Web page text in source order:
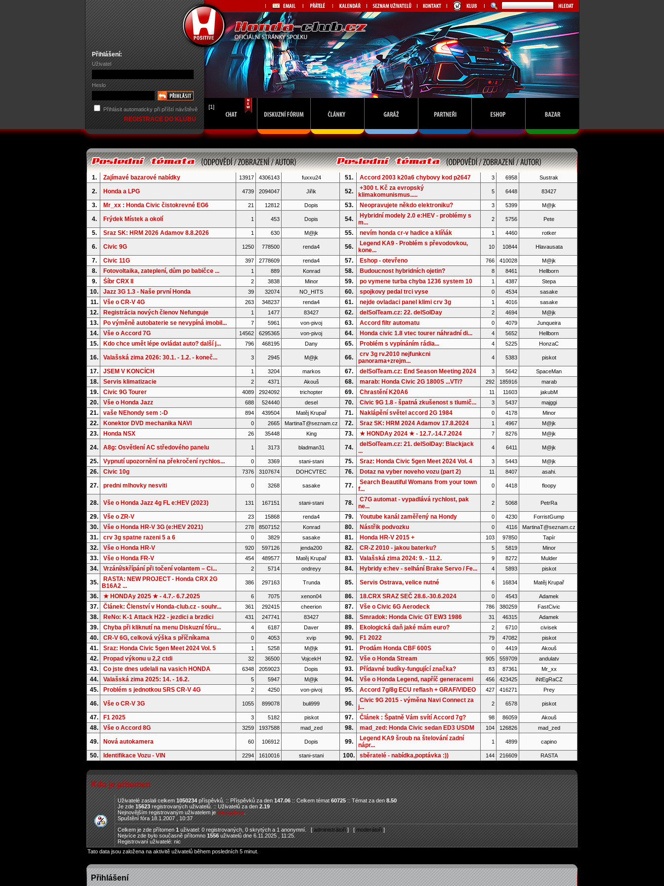
Přihlášení:
Uživatel
Heslo
Přihlásit automaticky při příští návštěvě
REGISTRACE DO KLUBU
[1]
1. Zajímavé bazarové nabídky 13917 4306143 fuxxu24 51. Accord 2003 k20a6 chybovy kod p2647 3 6958 Sustrak
2. Honda a LPG 4739 2094047 Jiřik 52.
+300 t. Kč za evropský
klimakomunismus.....
5 6448 83427
3. Mr_xx : Honda Civic čistokrevné EG6 21 12812 Dopis 53. Neopravujete někdo elektroniku? 3 5399 M@jk
4. Frýdek Místek a okolí 1 453 Dopis 54.
Hybridní modely 2.0 e:HEV - problémy s
m...
2 5756 Pete
5. Sraz SK: HRM 2026 Adamov 8.8.2026 1 630 M@jk 55. nevím honda cr-v hadice a klíňák 1 4460 rotker
6. Civic 9G 1250 778500 renda4 56.
Legend KA9 - Problém s převodovkou,
kone...
10 10844 Hlavausata
7. Civic 11G 397 2778609 renda4 57. Eshop - otevřeno 766 410028 M@jk
8. Fotovoltaika, zateplení, dům po babičce ... 1 889 Konrad 58. Budoucnost hybridních ojetin? 8 8461 Hellborn
9. Śíbr CRX II 2 3838 Minor 59. po vymene turba chyba 1236 system 10 1 4387 Stepa
10. Jazz 3G 1.3 - Naše první Honda 39 32074 NO_HITS 60. spojkovy pedal trci vyse 0 4534 sasake
11. Vše o CR-V 4G 263 348237 renda4 61. nejde ovladaci panel klimi crv 3g 1 4016 sasake
12. Registrácia nových členov Nefunguje 1 1477 83427 62. delSolTeam.cz: 22. delSolDay 2 4694 M@jk
13. Po výměně autobaterie se nevypíná imobil... 7 5961 von-pivoj 63. Accord filtr automatu 0 4079 Junqueira
14. Vše o Accord 7G 14562 6295365 von-pivoj 64. Honda civic 1.8 vtec tourer náhradní di... 4 5652 Hellborn
15. Kdo chce umět lépe ovládat auto? další j... 796 468195 Dany 65. Problém s vypínáním rádia... 4 5225 HonzaC
16. Valašská zima 2026: 30.1. - 1.2. - koneč... 3 2945 M@jk 66.
crv 3g rv.2010 nejfunkcni
panorama+zrejm...
4 5383 piskot
17. JSEM V KONCÍCH 1 3204 markos 67. delSolTeam.cz: End Season Meeting 2024 3 5642 SpaceMan
18. Servis klimatizacie 2 4371 Akouš 68. marab: Honda Civic 2G 1800S ...VTi? 292 185916 marab
19. Civic 9G Tourer 4089 2924092 trichopter 69. Chrastění K20A6 11 11603 jakubM
20. Vše o Honda Jazz 688 524440 desel 70. Civic 9G 1.8 - špatná zkušenost s tlumič... 3 5437 majggi
21. vaše NEhondy sem :-D 894 439504 Matěj Krupař 71. Naklápění světel accord 2G 1984 0 4178 Minor
22. Konektor DVD mechanika NAVI 0 2665 MartinaT@seznam.cz 72. Sraz SK: HRM 2024 Adamov 17.8.2024 1 4967 M@jk
23. Honda NSX 26 35448 King 73. ★ HONDAy 2024 ★ - 12.7.-14.7.2024 7 8276 M@jk
24. A8g: Osvětlení AC středového panelu 1 3173 bladman31 74.
delSolTeam.cz: 21. delSolDay: Blackjack
...
4 6411 M@jk
25. Vypnutí upozornění na překročení rychlos... 0 3369 stani-stani 75. Sraz: Honda Civic 5gen Meet 2024 Vol. 4 3 5443 M@jk
26. Civic 10g 7376 3107674 DOHCVTEC 76. Dotaz na vyber noveho vozu (part 2) 11 8407 asahi.
27. predni mlhovky nesviti 0 3268 sasake 77.
Search Beautiful Womans from your town
f...
0 4418 floopy
28. Vše o Honda Jazz 4g FL e:HEV (2023) 131 167151 stani-stani 78.
C7G automat - vypadlává rychlost, pak
ne...
2 5068 PetrRa
29. Vše o ZR-V 23 15868 renda4 79. Youtube kanál zaměřený na Hondy 0 4230 ForristGump
30. Vše o Honda HR-V 3G (e:HEV 2021) 278 8507152 Konrad 80. Nástřik podvozku 0 4116 MartinaT@seznam.cz
31. crv 3g spatne razeni 5 a 6 0 3829 sasake 81. Honda HR-V 2015 + 103 97850 Tapír
32. Vše o Honda HR-V 920 597126 jenda200 82. CR-Z 2010 - jakou baterku? 5 5819 Minor
33. Vše o Honda FR-V 454 489577 Matěj Krupař 83. Valašská zima 2024: 9. - 11.2. 9 8272 Mulder
34. Vrzání/skřípání při točení volantem – Ci... 2 5714 ondreyy 84. Hybridy e:hev - selhání Brake Servo / Fe... 4 5893 piskot
35.
RASTA: NEW PROJECT - Honda CRX 2G
B16A2 ...
386 297163 Trunda 85. Servis Ostrava, velice nutné 6 16834 Matěj Krupař
36. ★ HONDAy 2025 ★ - 4.7.- 6.7.2025 6 7075 xenon04 86. 18.CRX SRAZ SEČ 28.6.-30.6.2024 0 4543 Adamek
37. Článek: Členství v Honda-club.cz - souhr... 361 292415 cheerion 87. Vše o Civic 6G Aerodeck 786 380259 FastCivic
38. ReNo: K-1 Attack H22 - jezdici a brzdici 431 247741 83427 88. Smradok: Honda Civic GT EW3 1986 31 46315 Adamek
39. Chyba při kliknutí na menu Diskuzní fóru... 4 6187 Daver 89. Ekologická daň jaké mám euro? 2 6710 civisek
40. CR-V 6G, celková výška s příčníkama 0 4053 xvip 90. F1 2022 79 47082 piskot
41. Sraz: Honda Civic 5gen Meet 2024 Vol. 5 1 5258 M@jk 91. Prodám Honda CBF 600S 0 4419 Akouš
42. Propad výkonu u 2,2 ctdi 32 36500 VojcekH 92. Vše o Honda Stream 905 559709 andulatv
43. Co jste dnes udelali na vasich HONDA 6348 2059023 Dopis 93. Přídavné budíky-fungující značka? 83 87361 Mr_xx
44. Valašská zima 2025: 14. - 16.2. 5 5947 M@jk 94. Vše o Honda Legend, napříč generacemi 456 423425 iNtEgRaCZ
45. Problém s jednotkou SRS CR-V 4G 2 4250 von-pivoj 95. Accord 7g/8g ECU reflash + GRAF/VIDEO 427 416271 Prey
46. Vše o CR-V 3G 1055 899078 buli999 96.
Civic 9G 2015 - výměna Navi Connect za
j...
2 6578 piskot
47. F1 2025 3 5182 piskot 97. Článek : Špatně Vám svítí Accord 7g? 98 86059 Akouš
48. Vše o Accord 8G 3259 1937588 mad_zed 98. mad_zed: Honda Civic sedan ED3 USDM 104 126826 mad_zed
49. Nová autokamera 60 106912 Dopis 99.
Legend KA9 šroub na štelování zadní
nápr...
1 4899 capino
50. Identifikace Vozu - VIN 2294 1610016 stani-stani 100. sběratelé - nabídka,poptávka :)) 144 216609 RASTA
Kdo je přítomen
Uživatelé zaslali celkem1050234příspěvků. :: Příspěvků za den147.06:: Celkem témat60725:: Témat za den8.50
Je zde15623 registrovaných uživatelů. :: Uživatelů za den2.19
Nejnovějším registrovaným uživatelem jealiciaalves
Spuštění fóra 18.1.2007 , 10:37
Celkem je zde přítomen 1 uživatel: 0 registrovaných, 0 skrytých a 1 anonymní. [ administrátoři ] [ moderátoři ]
Nejvíce zde bylo současně přítomno 1556 uživatelů dne 6.11.2025 , 11:25.
Registrovaní uživatelé: nic
Tato data jsou založena na aktivitě uživatelů během posledních 5 minut.
Přihlášení